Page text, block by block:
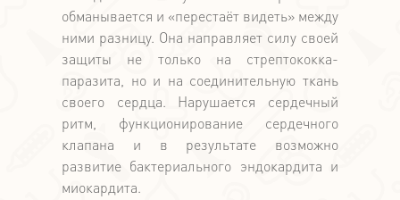
обманывается и «перестаёт видеть» между
ними разницу. Она направляет силу своей
защиты не только на стрептококка-
паразита, но и на соединительную ткань
своего сердца. Нарушается сердечный
ритм, функционирование сердечного
клапана и в результате возможно
развитие бактериального эндокардита и
миокардита.